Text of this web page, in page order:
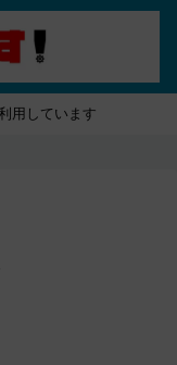
用しています